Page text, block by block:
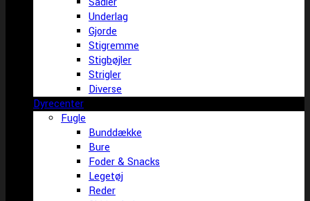
Underlag
Gjorde
Stigremme
Stigbøjler
Strigler
Diverse
Dyrecenter
Fugle
Bunddække
Bure
Foder & Snacks
Legetøj
Reder